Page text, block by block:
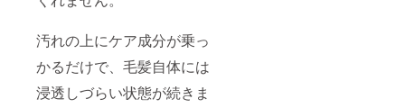
汚れの上にケア成分が乗っ
かるだけで、毛髪自体には
浸透しづらい状態が続きま